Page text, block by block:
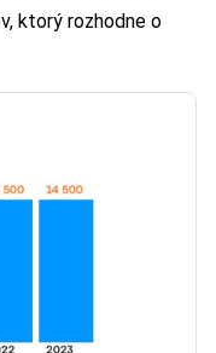
ktorý rozhodne o